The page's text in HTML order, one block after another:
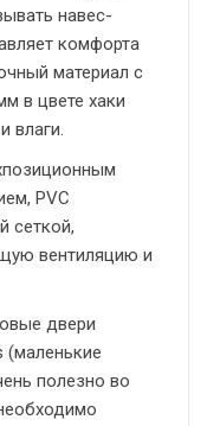
навес-
комфорта
материал с
в цвете хаки
влаги.
PVC
сеткой,
вентиляцию и
двери
(маленькие
полезно во